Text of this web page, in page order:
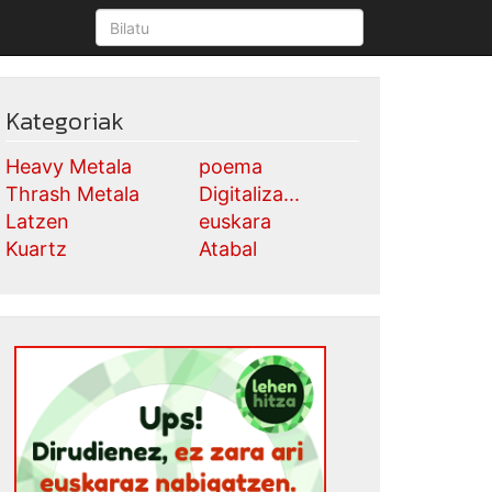
Kategoriak
Heavy Metala
Thrash Metala
Latzen
Kuartz
poema
Digitaliza...
euskara
Atabal